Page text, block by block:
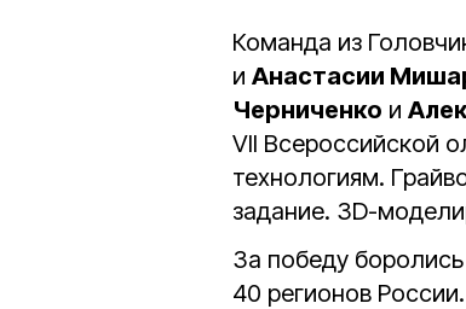
Команда из
и Анастасии
Черниченко и
VII Всероссийской
технологиям.
задание. 3D-
За победу
40 регионов